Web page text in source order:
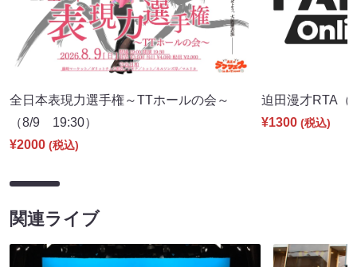
全日本表現力選手権～TTホールの会～
（8/9 19:30）
¥2000 (税込)
迫田漫才RTA
¥1300 (税込)
関連ライブ